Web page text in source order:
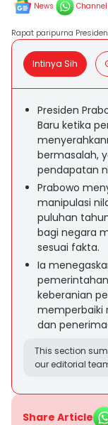
News Channel
Rapat paripurna Presiden
Intinya Sih
Presiden
Baru ketika
bermasalah,
pendapatan
Prabowo
manipulasi
puluhan
bagi negara
sesuai fakta.
Ia
keberanian
memperbaiki
dan
This section
our editorial
Share Article